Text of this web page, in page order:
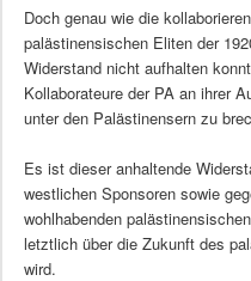
Doch genau wie die
palästinensischen Eliten der
Widerstand nicht aufhalten
Kollaborateure der PA an ihrer
unter den Palästinensern zu
Es ist dieser anhaltende
westlichen Sponsoren sowie
wohlhabenden
letztlich über die Zukunft des
wird.